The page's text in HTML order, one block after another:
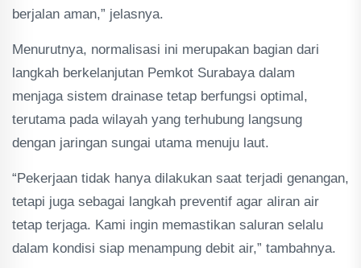
berjalan aman,” jelasnya.
Menurutnya, normalisasi ini merupakan bagian dari
langkah berkelanjutan Pemkot Surabaya dalam
menjaga sistem drainase tetap berfungsi optimal,
terutama pada wilayah yang terhubung langsung
dengan jaringan sungai utama menuju laut.
“Pekerjaan tidak hanya dilakukan saat terjadi genangan,
tetapi juga sebagai langkah preventif agar aliran air
tetap terjaga. Kami ingin memastikan saluran selalu
dalam kondisi siap menampung debit air,” tambahnya.